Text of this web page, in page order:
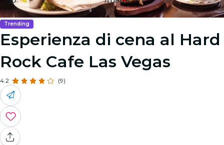
Trending
Esperienza di cena al Hard
Rock Cafe Las Vegas
4.2 (9)